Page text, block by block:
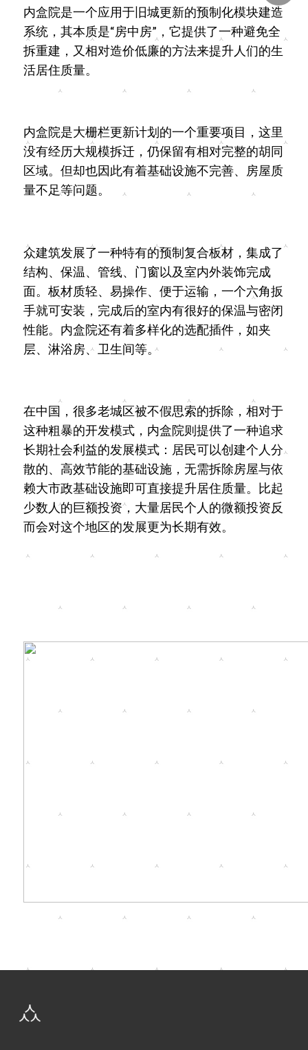
内盒院是一个应用于旧城更新的预制化模块建造
系统，其本质是“房中房”，它提供了一种避免全
拆重建，又相对造价低廉的方法来提升人们的生
活居住质量。
内盒院是大栅栏更新计划的一个重要项目，这里
没有经历大规模拆迁，仍保留有相对完整的胡同
区域。但却也因此有着基础设施不完善、房屋质
量不足等问题。
众建筑发展了一种特有的预制复合板材，集成了
结构、保温、管线、门窗以及室内外装饰完成
面。板材质轻、易操作、便于运输，一个六角扳
手就可安装，完成后的室内有很好的保温与密闭
性能。内盒院还有着多样化的选配插件，如夹
层、淋浴房、卫生间等。
在中国，很多老城区被不假思索的拆除，相对于
这种粗暴的开发模式，内盒院则提供了一种追求
长期社会利益的发展模式：居民可以创建个人分
散的、高效节能的基础设施，无需拆除房屋与依
赖大市政基础设施即可直接提升居住质量。比起
少数人的巨额投资，大量居民个人的微额投资反
而会对这个地区的发展更为长期有效。